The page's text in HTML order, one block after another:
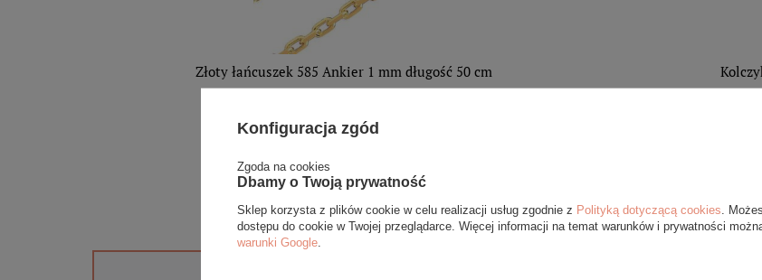
Złoty łańcuszek 585 Ankier 1 mm długość 50 cm
DODAJ DO
Konfiguracja zgód
Zgoda na cookies
Dbamy o Twoją prywatność
Sklep korzysta z plików cookie w celu realizacji usług zgodnie z Polityką dotyczącą cookies .
dostępu do cookie w Twojej przeglądarce. Więcej informacji na temat warunków i prywatności
warunki Google